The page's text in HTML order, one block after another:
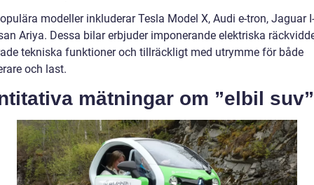
modeller inkluderar Tesla Model X, Audi e-tron, Jaguar
Ariya. Dessa bilar erbjuder imponerande elektriska
tekniska funktioner och tillräckligt med utrymme för både
och last.
mätningar om ”elbil suv”